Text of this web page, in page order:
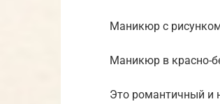
Маникюр с
Маникюр в красно-
Это романтичный и